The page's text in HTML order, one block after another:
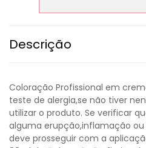
Descrição
Coloração Profissional em
teste de alergia,se não tiver
utilizar o produto. Se verificar
alguma erupção,inflamação
deve prosseguir com a